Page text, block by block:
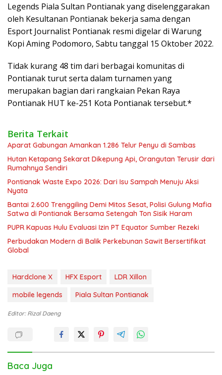
Legends Piala Sultan Pontianak yang diselenggarakan
oleh Kesultanan Pontianak bekerja sama dengan
Esport Journalist Pontianak resmi digelar di Warung
Kopi Aming Podomoro, Sabtu tanggal 15 Oktober 2022.
Tidak kurang 48 tim dari berbagai komunitas di
Pontianak turut serta dalam turnamen yang
merupakan bagian dari rangkaian Pekan Raya
Pontianak HUT ke-251 Kota Pontianak tersebut.*
Berita Terkait
Aparat Gabungan Amankan 1.286 Telur Penyu di Sambas
Hutan Ketapang Sekarat Dikepung Api, Orangutan Terusir dari
Rumahnya Sendiri
Pontianak Waste Expo 2026: Dari Isu Sampah Menuju Aksi
Nyata
Bantai 2.600 Trenggiling Demi Mitos Sesat, Polisi Gulung Mafia
Satwa di Pontianak Bersama Setengah Ton Sisik Haram
PUPR Kapuas Hulu Evaluasi Izin PT Equator Sumber Rezeki
Perbudakan Modern di Balik Perkebunan Sawit Bersertifikat
Global
Hardclone X HFX Esport
LDR Xillon
mobile legends
Piala Sultan Pontianak
Editor: Rizal Daeng
Baca Juga